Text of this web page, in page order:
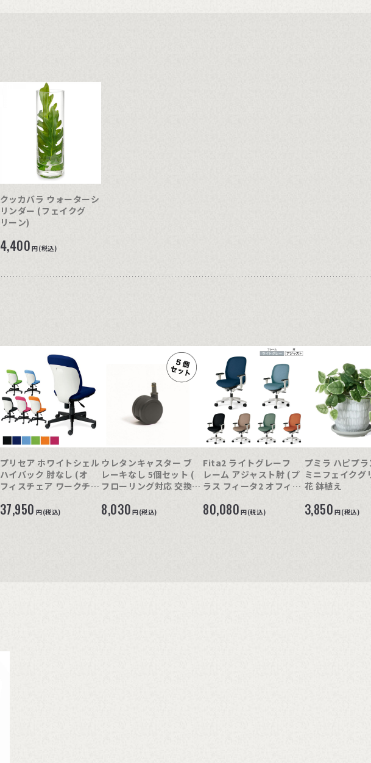
クッカバラ ウォーターシ
リンダー (フェイクグ
リーン)
4,400 円(税込)
プリセア ホワイトシェル
ハイバック 肘なし (オ
フィスチェア ワークチェ
37,950 円(税込)
ウレタンキャスター ブ
レーキなし 5個セット (
フローリング対応 交換
8,030 円(税込)
Fita2 ライトグレーフ
レーム アジャスト肘 (プ
ラス フィータ2 オフィス
80,080 円(税込)
プミラ ハピプ
ミニフェイクグ
花 鉢植え
3,850 円(税込)